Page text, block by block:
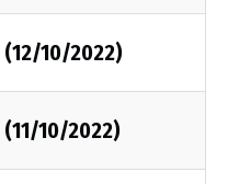
(12/10/2022)
(11/10/2022)